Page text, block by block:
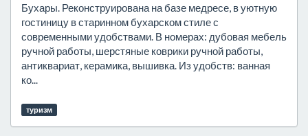
Бухары. Реконструирована на базе медресе, в уютную
гостиницу в старинном бухарском стиле с
современными удобствами. В номерах: дубовая мебель
ручной работы, шерстяные коврики ручной работы,
антиквариат, керамика, вышивка. Из удобств: ванная
ко...
туризм